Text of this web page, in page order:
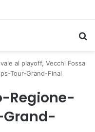
al playoff, Vecchi Fossa
Tour-Grand-Final
Regione-